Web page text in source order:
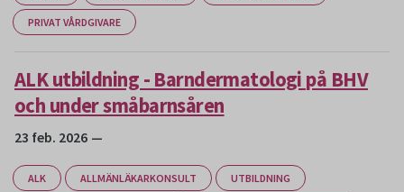
PRIVAT VÅRDGIVARE
ALK utbildning - Barndermatologi på BHV
och under småbarnsåren
23 feb. 2026
ALK ALLMÄNLÄKARKONSULT UTBILDNING